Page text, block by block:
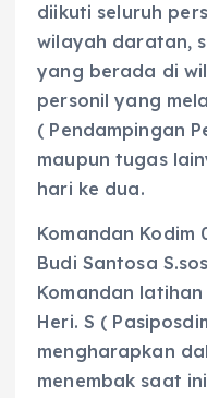
diikuti seluruh
wilayah daratan,
yang berada di
personil yang
( Pendampingan
maupun tugas
hari ke dua.
Komandan Kodim
Budi Santosa
Komandan
Heri. S (
mengharapkan
menembak saat